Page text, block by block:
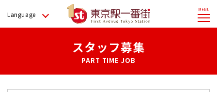
Language
スタッフ募集
PART TIME JOB